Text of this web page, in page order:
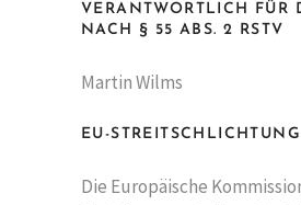
VERANTWORTLICH FÜR
NACH § 55 ABS. 2 RSTV
Martin Wilms
EU-STREITSCHLICHTUNG
Die Europäische